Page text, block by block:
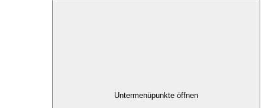
Untermenüpunkte öffnen